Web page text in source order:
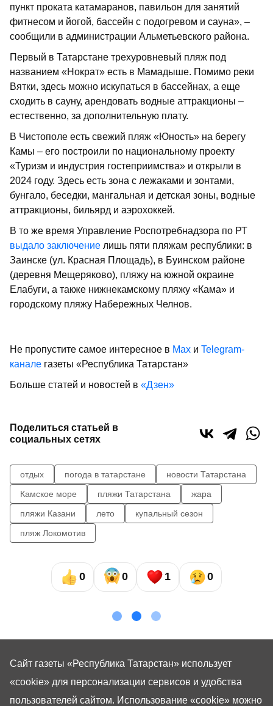
пункт проката катамаранов, павильон для занятий
фитнесом и йогой, бассейн с подогревом и сауна», –
сообщили в администрации Альметьевского района.
Первый в Татарстане трехуровневый пляж под
названием «Нократ» есть в Мамадыше. Помимо реки
Вятки, здесь можно искупаться в бассейнах, а еще
сходить в сауну, арендовать водные аттракционы –
естественно, за дополнительную плату.
В Чистополе есть свежий пляж «Юность» на берегу
Камы – его построили по национальному проекту
«Туризм и индустрия гостеприимства» и открыли в
2024 году. Здесь есть зона с лежаками и зонтами,
бунгало, беседки, мангальная и детская зоны, водные
аттракционы, бильярд и аэрохоккей.
В то же время Управление Роспотребнадзора по РТ
выдало заключение лишь пяти пляжам республики: в
Заинске (ул. Красная Площадь), в Буинском районе
(деревня Мещеряково), пляжу на южной окраине
Елабуги, а также нижнекамскому пляжу «Кама» и
городскому пляжу Набережных Челнов.
Не пропустите самое интересное в Max и Telegram-
канале газеты «Республика Татарстан»
Больше статей и новостей в «Дзен»
Поделиться статьей в
социальных сетях
отдых погода в татарстане
новости Татарстана
Камское море
пляжи Татарстана
жара
пляжи Казани
лето
купальный сезон
пляж Локомотив
0 0 1 0
Сайт газеты «Республика Татарстан» использует
«cookie» для персонализации сервисов и удобства
пользователей сайтом. Использование «cookie» можно